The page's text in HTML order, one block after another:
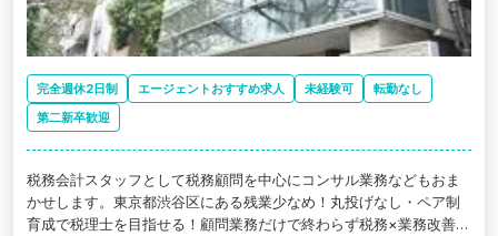
完全週休2日制 エージェントおすすめ求人 未経験可
転勤なし
第二新卒歓迎
税務会計スタッフとして税務顧問を中心にコンサル業務などもおま
かせします。東京都渋谷区にある残業少なめ！丸投げなし・ペア制
育成で税理士を目指せる！顧問業務だけで終わらず税務×業務改善×